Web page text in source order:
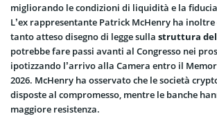
migliorando le condizioni di liquidità e la
L’ex rappresentante Patrick McHenry ha
tanto atteso disegno di legge sulla struttura
potrebbe fare passi avanti al Congresso nei
ipotizzando l’arrivo alla Camera entro il
2026. McHenry ha osservato che le società
disposte al compromesso, mentre le banche
maggiore resistenza.